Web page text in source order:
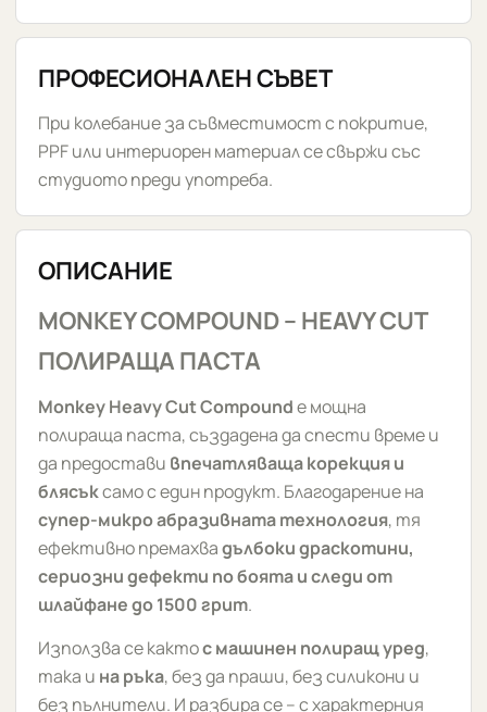
ПРОФЕСИОНАЛЕН СЪВЕТ
При колебание за съвместимост с покритие,
PPF или интериорен материал се свържи със
студиото преди употреба.
ОПИСАНИЕ
MONKEY COMPOUND – HEAVY CUT
ПОЛИРАЩА ПАСТА
Monkey Heavy Cut Compoundе мощна
полираща паста, създадена да спести време и
да предостави впечатляваща корекция и
блясъксамо с един продукт. Благодарение на
супер-микро абразивната технология, тя
ефективно премахвадълбоки драскотини,
сериозни дефекти по боята и следи от
шлайфане до 1500 грит.
Използва се кактос машинен полиращ уред,
така и на ръка, без да праши, без силикони и
без пълнители. И разбира се – с характерния